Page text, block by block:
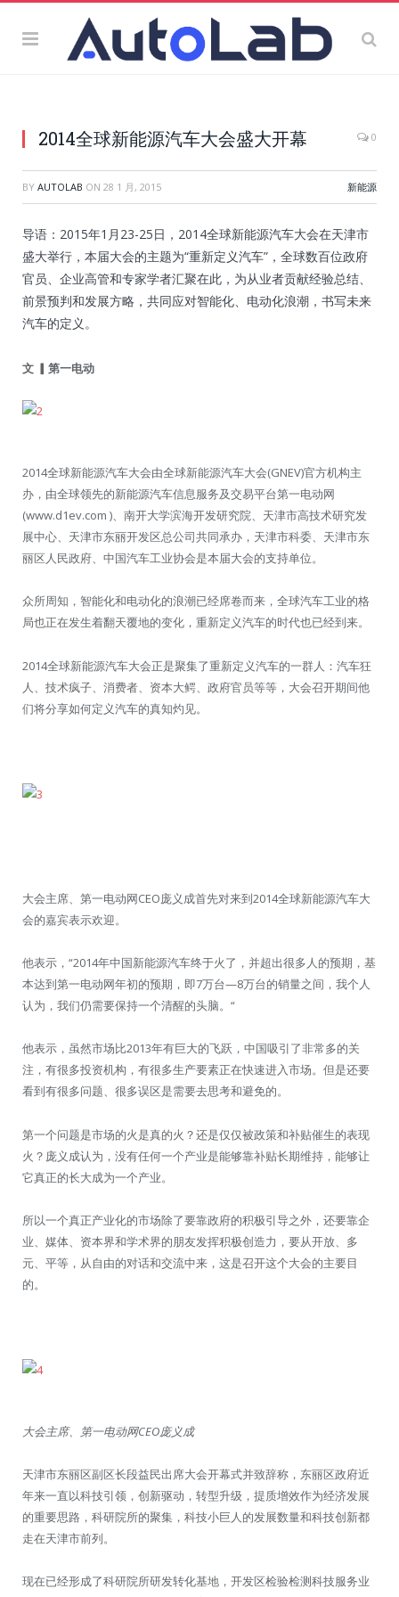
2014全球新能源汽车大会盛大开幕 0
BY AUTOLAB ON 28 1 月, 2015 新能源
导语：2015年1月23-25日，2014全球新能源汽车大会在天津市
盛大举行，本届大会的主题为“重新定义汽车”，全球数百位政府
官员、企业高管和专家学者汇聚在此，为从业者贡献经验总结、
前景预判和发展方略，共同应对智能化、电动化浪潮，书写未来
汽车的定义。
文 ▎第一电动
2014全球新能源汽车大会由全球新能源汽车大会(GNEV)官方机构主
办，由全球领先的新能源汽车信息服务及交易平台第一电动网
(www.d1ev.com )、南开大学滨海开发研究院、天津市高技术研究发
展中心、天津市东丽开发区总公司共同承办，天津市科委、天津市东
丽区人民政府、中国汽车工业协会是本届大会的支持单位。
众所周知，智能化和电动化的浪潮已经席卷而来，全球汽车工业的格
局也正在发生着翻天覆地的变化，重新定义汽车的时代也已经到来。
2014全球新能源汽车大会正是聚集了重新定义汽车的一群人：汽车狂
人、技术疯子、消费者、资本大鳄、政府官员等等，大会召开期间他
们将分享如何定义汽车的真知灼见。
大会主席、第一电动网CEO庞义成首先对来到2014全球新能源汽车大
会的嘉宾表示欢迎。
他表示，“2014年中国新能源汽车终于火了，并超出很多人的预期，基
本达到第一电动网年初的预期，即7万台—8万台的销量之间，我个人
认为，我们仍需要保持一个清醒的头脑。“
他表示，虽然市场比2013年有巨大的飞跃，中国吸引了非常多的关
注，有很多投资机构，有很多生产要素正在快速进入市场。但是还要
看到有很多问题、很多误区是需要去思考和避免的。
第一个问题是市场的火是真的火？还是仅仅被政策和补贴催生的表现
火？庞义成认为，没有任何一个产业是能够靠补贴长期维持，能够让
它真正的长大成为一个产业。
所以一个真正产业化的市场除了要靠政府的积极引导之外，还要靠企
业、媒体、资本界和学术界的朋友发挥积极创造力，要从开放、多
元、平等，从自由的对话和交流中来，这是召开这个大会的主要目
的。
大会主席、第一电动网CEO庞义成
天津市东丽区副区长段益民出席大会开幕式并致辞称，东丽区政府近
年来一直以科技引领，创新驱动，转型升级，提质增效作为经济发展
的重要思路，科研院所的聚集，科技小巨人的发展数量和科技创新都
走在天津市前列。
现在已经形成了科研院所研发转化基地，开发区检验检测科技服务业